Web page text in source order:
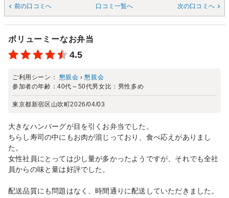
前の口コミへ 口コミ一覧へ 次の口コミへ
ボリューミーなお弁当
4.5
ご利用シーン： 懇親会 ›懇親会
参加者の年齢：40代～50代男女比： 男性多め
東京都新宿区山吹町2026/04/03
大きなハンバーグが目を引くお弁当でした。
ちらし寿司の中にもお肉が混じっており、食べ応えがありまし
た。
女性社員にとっては少し量が多かったようですが、それでも全社
員からの味と量は好評でした。
配送品質にも問題はなく、時間通りに配送していただきました。